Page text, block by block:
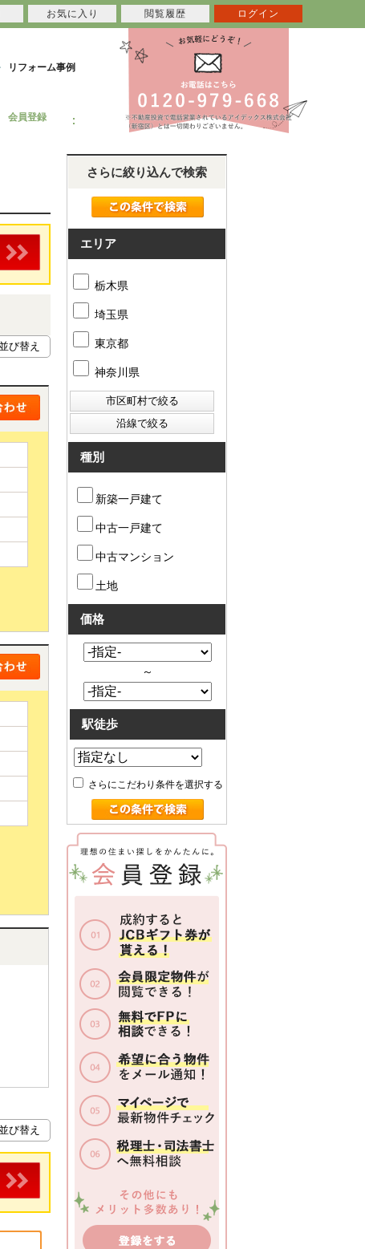
リフォーム事例
会員登録
さらに絞り込んで検索
エリア
栃木県
埼玉県
東京都
神奈川県
種別
新築一戸建て
中古一戸建て
中古マンション
土地
価格
～
駅徒歩
さらにこだわり条件を選択する
お気に入り 閲覧履歴 ログイン